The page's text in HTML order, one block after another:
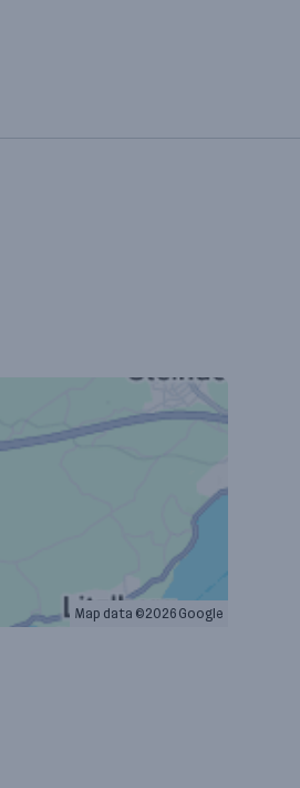
Map data ©2026 Google